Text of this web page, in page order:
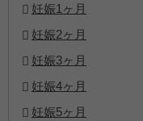
妊娠1ヶ月
妊娠2ヶ月
妊娠3ヶ月
妊娠4ヶ月
妊娠5ヶ月